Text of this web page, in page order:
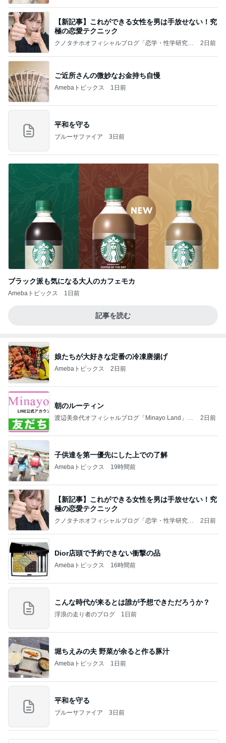
【新記事】これができる女性を男は手放せない！究
極の恋愛テクニック
クノタチホオフィシャルブログ「恋学・性学研究
2日前
ご近所さんの微妙なお金持ち自慢
Amebaトピックス 1日前
平和を守る
ブルーサファイア 3日前
ブラック派も気になる大人のカフェモカ
Amebaトピックス 1日前
記事を読む
娘たちが大好きな定番の冷凍唐揚げ
Amebaトピックス 2日前
朝のルーティン
渡辺美奈代オフィシャルブログ「Minayo Land」P
2日前
子供達を第一優先にした上での了解
Amebaトピックス 19時間前
【新記事】これができる女性を男は手放せない！究
極の恋愛テクニック
クノタチホオフィシャルブログ「恋学・性学研究
2日前
Dior店頭で予約できない衝撃の品
Amebaトピックス 16時間前
こんな時代が来るとは誰が予想できただろうか？
浮浪の走り者のブログ 1日前
堀ちえみの夫 野菜が余ると作る豚汁
Amebaトピックス 1日前
平和を守る
ブルーサファイア 3日前